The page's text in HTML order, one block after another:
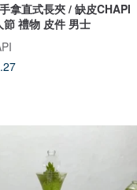
拿直式長夾 / 缺皮CHAPI
節 禮物 皮件 男士